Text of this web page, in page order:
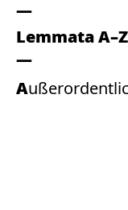
Lemmata A–Z